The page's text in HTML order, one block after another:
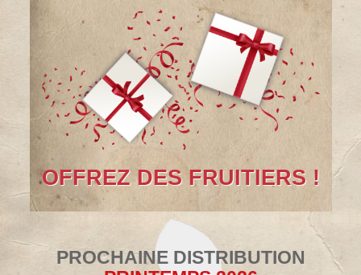
OFFREZ DES FRUITIERS !
PROCHAINE DISTRIBUTION